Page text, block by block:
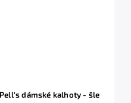
Pell's dámské kalhoty - šle